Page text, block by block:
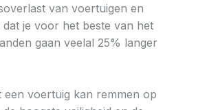
van voertuigen en
je voor het beste van het
gaan veelal 25% langer
een voertuig kan remmen op